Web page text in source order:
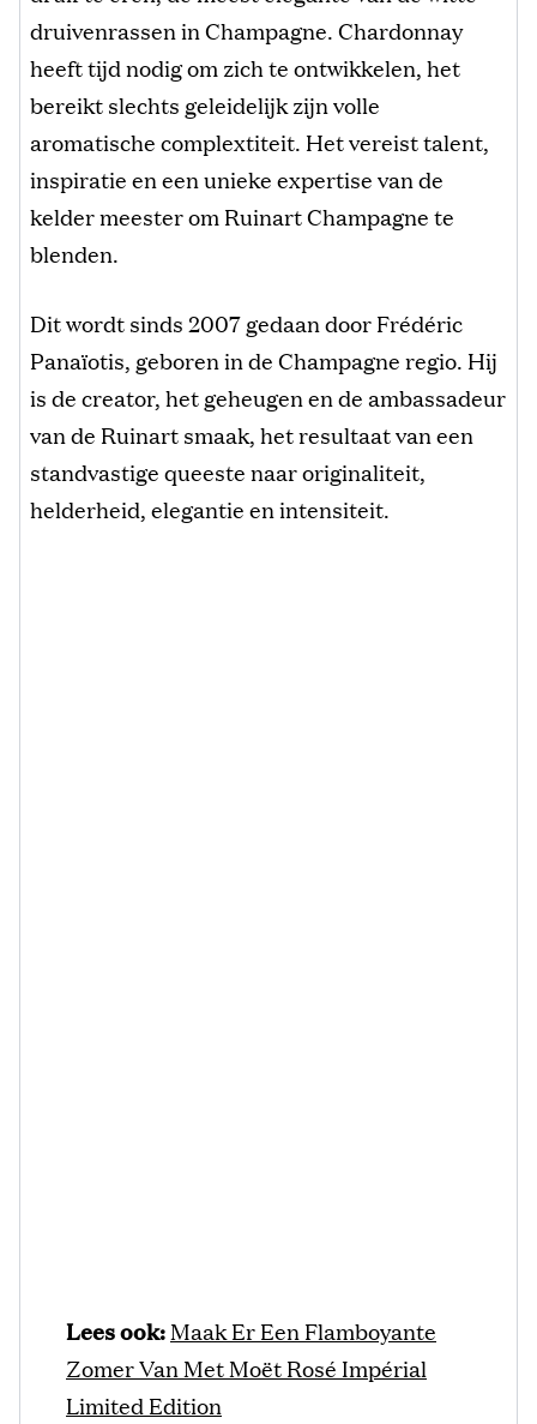
druivenrassen in Champagne. Chardonnay
heeft tijd nodig om zich te ontwikkelen, het
bereikt slechts geleidelijk zijn volle
aromatische complextiteit. Het vereist talent,
inspiratie en een unieke expertise van de
kelder meester omRuinart Champagne te
blenden.
Dit wordt sinds 2007 gedaan door Frédéric
Panaïotis, geboren in de Champagne regio. Hij
is de creator, het geheugen en de ambassadeur
van de Ruinart smaak, het resultaat van een
standvastige queeste naar originaliteit,
helderheid, elegantie en intensiteit.
Lees ook:Maak Er Een Flamboyante
Zomer Van Met Moët Rosé Impérial
Limited Edition